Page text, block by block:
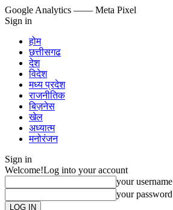
Google Analytics —— Meta Pixel
Sign in
होम
छत्तीसगढ
देश
विदेश
मध्य प्रदेश
राजनीतिक
बिज़नेस
खेल
अध्यात्म
मनोरंजन
Sign in
Welcome!Log into your account
your username
your password